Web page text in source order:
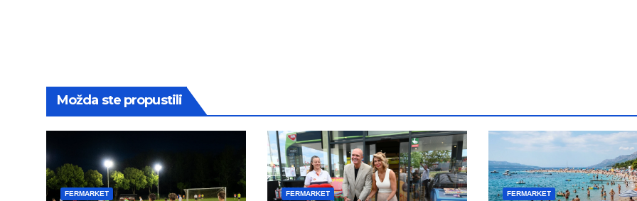
Možda ste propustili
FERMARKET FERMARKET FERMARKET